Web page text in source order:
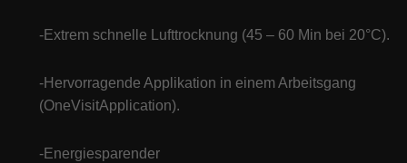
-Extrem schnelle Lufttrocknung (45 – 60 Min bei 20°C).
-Hervorragende Applikation in einem Arbeitsgang
(OneVisitApplication).
-Energiesparender